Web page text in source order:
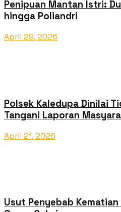
Penipuan Mantan Istri:
hingga Poliandri
April 29, 2026
Polsek Kaledupa Dinilai
Tangani Laporan
April 21, 2026
Usut Penyebab